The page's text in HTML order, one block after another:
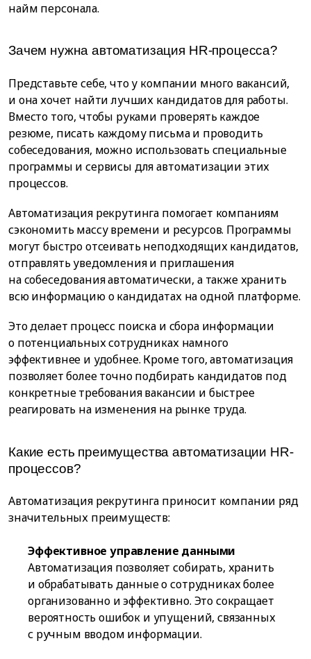
найм персонала.
Зачем нужна автоматизация HR-процесса?
Представьте себе, что у компании много вакансий,
и она хочет найти лучших кандидатов для работы.
Вместо того, чтобы руками проверять каждое
резюме, писать каждому письма и проводить
собеседования, можно использовать специальные
программы и сервисы для автоматизации этих
процессов.
Автоматизация рекрутинга помогает компаниям
сэкономить массу времени и ресурсов. Программы
могут быстро отсеивать неподходящих кандидатов,
отправлять уведомления и приглашения
на собеседования автоматически, а также хранить
всю информацию о кандидатах на одной платформе.
Это делает процесс поиска и сбора информации
о потенциальных сотрудниках намного
эффективнее и удобнее. Кроме того, автоматизация
позволяет более точно подбирать кандидатов под
конкретные требования вакансии и быстрее
реагировать на изменения на рынке труда.
Какие есть преимущества автоматизации HR-
процессов?
Автоматизация рекрутинга приносит компании ряд
значительных преимуществ:
Эффективное управление данными
Автоматизация позволяет собирать, хранить
и обрабатывать данные о сотрудниках более
организованно и эффективно. Это сокращает
вероятность ошибок и упущений, связанных
с ручным вводом информации.